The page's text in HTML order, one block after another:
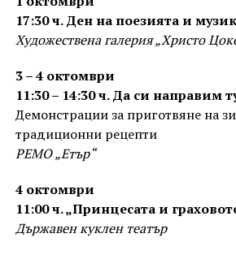
17:30 ч. Ден на поезията и
Художествена галерия „Христо
3 – 4 октомври
11:30 – 14:30 ч. Да си направим
Демонстрации за приготвяне на
традиционни рецепти
РЕМО „Етър“
4 октомври
11:00 ч. „Принцесата и
Държавен куклен театър